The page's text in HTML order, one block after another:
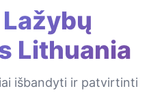
Lithuania
išbandyti ir patvirtinti